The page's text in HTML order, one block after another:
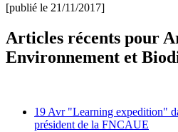
[publié le 21/11/2017]
Articles récents pour
Environnement et
19 Avr "Learning expedition"
président de la FNCAUE